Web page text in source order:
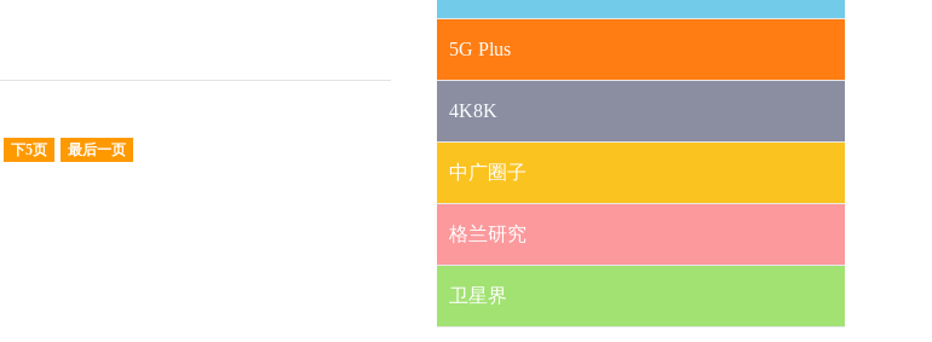
下5页 最后一页
5G Plus
4K8K
中广圈子
格兰研究
卫星界